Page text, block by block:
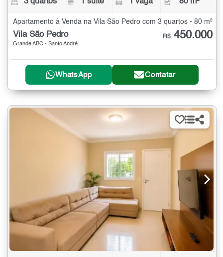
Apartamento à Venda na Vila São Pedro com 3 quartos - 80 m²
Vila São Pedro
Grande ABC - Santo André
R$ 450.000
WhatsApp Contatar